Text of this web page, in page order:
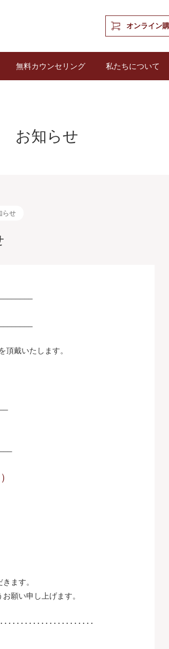
オンライン
無料カウンセリング 私たちについて
お知らせ
らせ
頂戴いたします。
ます。
願い申し上げます。
･････････････････････